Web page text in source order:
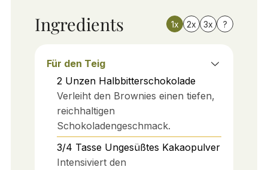
Ingredients 1x 2x 3x ?
Für den Teig
2 Unzen Halbbitterschokolade
Verleiht den Brownies einen tiefen,
reichhaltigen
Schokoladengeschmack.
3/4 Tasse Ungesüßtes Kakaopulver
Intensiviert den